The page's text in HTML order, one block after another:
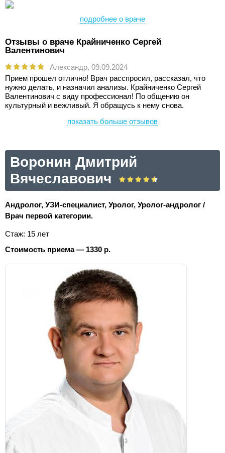
подробнее о враче
Отзывы о враче Крайниченко Сергей
Валентинович
Александр, 09.09.2024
Прием прошел отлично! Врач расспросил, рассказал, что
нужно делать, и назначил анализы. Крайниченко Сергей
Валентинович с виду профессионал! По общению он
культурный и вежливый. Я обращусь к нему снова.
показать больше отзывов
Воронин Дмитрий
Вячеславович
Андролог, УЗИ-специалист, Уролог, Уролог-андролог /
Врач первой категории.
Стаж: 15 лет
Стоимость приема — 1330 р.